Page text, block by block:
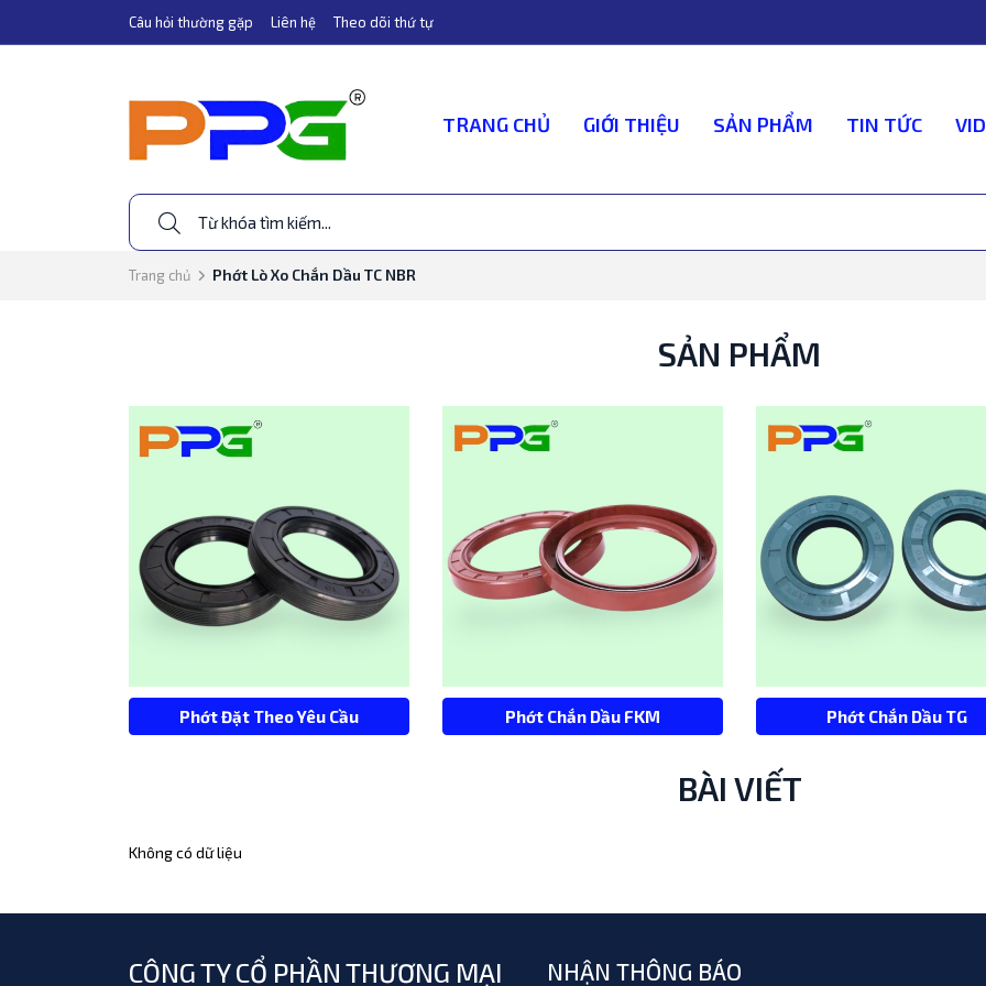
Câu hỏi thường gặp Liên hệ Theo dõi thứ tự
TRANG CHỦ GIỚI THIỆU SẢN PHẨM TIN TỨC
Trang chủ Phớt Lò Xo Chắn Dầu TC NBR
SẢN PHẨM
Phớt Đặt Theo Yêu Cầu Phớt Chắn Dầu FKM Phớt Chắn Dầu TG
BÀI VIẾT
Không có dữ liệu
CÔNG TY CỔ PHẦN THƯƠNG MẠI NHẬN THÔNG BÁO